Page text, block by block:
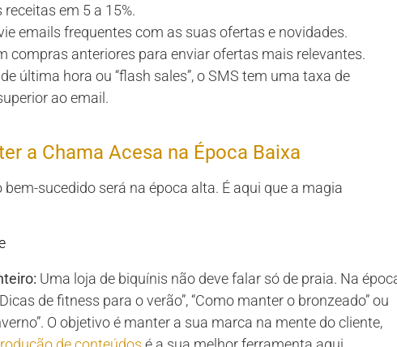
em 5 a 15%.
emails frequentes com as suas ofertas e novidades.
compras anteriores para enviar ofertas mais relevantes.
última hora ou “flash sales”, o SMS tem uma taxa de
ao email.
a Chama Acesa na Época Baixa
sucedido será na época alta. É aqui que a magia
Uma loja de biquínis não deve falar só de praia. Na
de fitness para o verão”, “Como manter o bronzeado” ou
O objetivo é manter a sua marca na mente do cliente,